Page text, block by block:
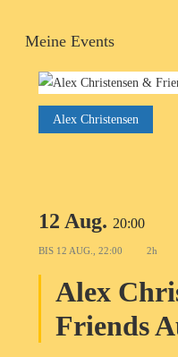
Meine Events
Alex Christensen
12 Aug. 20:00
BIS 12 AUG., 22:00 2h
Alex
Friends